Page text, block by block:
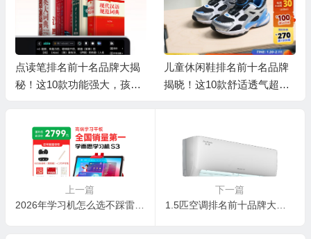
点读笔排名前十名品牌大揭
秘！这10款功能强大，孩子
儿童休闲鞋排名前十名品牌
揭晓！这10款舒适透气超好
上一篇
2026年学习机怎么选不踩雷？实测这9款后，我扒出了家长最该避的坑！
下一篇
1.5匹空调排名前十品牌大揭秘！这10款节能静音，闭眼入不踩雷